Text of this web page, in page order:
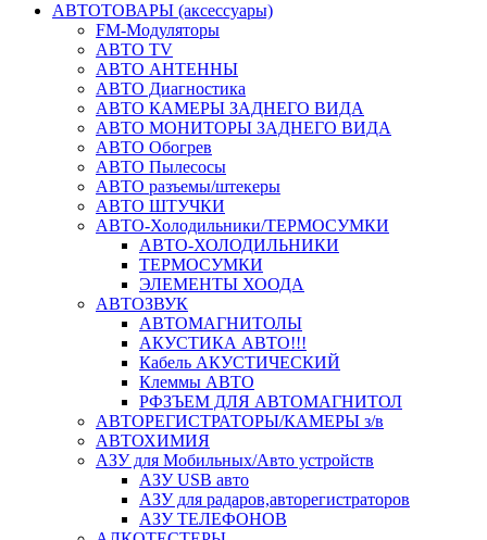
АВТОТОВАРЫ (аксессуары)
FM-Модуляторы
АВТО TV
АВТО АНТЕННЫ
АВТО Диагностика
АВТО КАМЕРЫ ЗАДНЕГО ВИДА
АВТО МОНИТОРЫ ЗАДНЕГО ВИДА
АВТО Обогрев
АВТО Пылесосы
АВТО разъемы/штекеры
АВТО ШТУЧКИ
АВТО-Холодильники/ТЕРМОСУМКИ
АВТО-ХОЛОДИЛЬНИКИ
ТЕРМОСУМКИ
ЭЛЕМЕНТЫ ХООДА
АВТОЗВУК
АВТОМАГНИТОЛЫ
АКУСТИКА АВТО!!!
Кабель АКУСТИЧЕСКИЙ
Клеммы АВТО
РФЗЪЕМ ДЛЯ АВТОМАГНИТОЛ
АВТОРЕГИСТРАТОРЫ/КАМЕРЫ з/в
АВТОХИМИЯ
АЗУ для Мобильных/Авто устройств
АЗУ USB авто
АЗУ для радаров,авторегистраторов
АЗУ ТЕЛЕФОНОВ